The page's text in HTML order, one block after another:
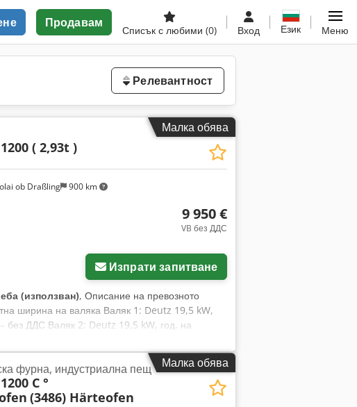
Продавам
Списък с любими (0) Вход Език Меню
Релевантност
Малка обява
ob Draßling 900 km
( 2,93t )
9 950 €
VB без ДДС
Изпрати запитване
(използван), Описание на превозното
ширина на валяка Валяк 1: Deutz 19,5 kW,
без ДДС Валяк 2: Deutz 19,5 kW, год. на
Dcedpshz Ebmsfx Adzsk Валяк 3: Kubota 24,5
ДДС Валяк 4: Kubota 24,5 kW, год. на
е и изгодна доставка!!
Малка обява
фурна, индустриална пещ
C °
(3486) Härteofen